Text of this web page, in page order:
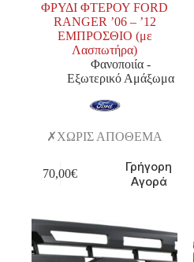
ΦΡΥΔΙ ΦΤΕΡΟΥ FORD
RANGER ’06 – ’12
ΕΜΠΡΟΣΘΙΟ (με
Λασπωτήρα)
Φανοποιία -
Εξωτερικό Αμάξωμα
ΧΩΡΙΣ ΑΠΟΘΕΜΑ
70,00€
Γρήγορη
Αγορά